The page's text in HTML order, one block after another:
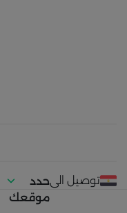
توصيل الىحدد
موقعك